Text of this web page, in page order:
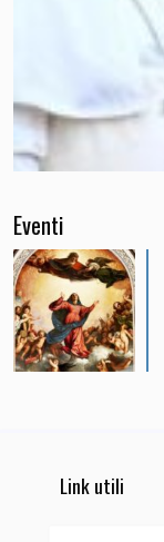
Eventi
Link utili